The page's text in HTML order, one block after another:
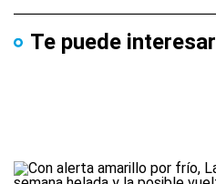
Te puede interesar